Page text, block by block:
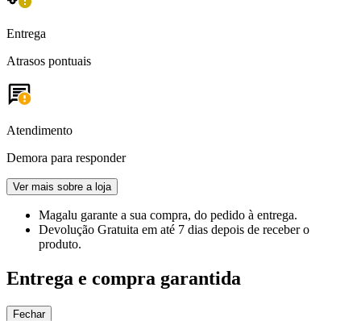
Entrega
Atrasos pontuais
Atendimento
Demora para responder
Ver mais sobre a loja
Magalu garante a sua compra, do pedido à entrega.
Devolução Gratuita em até 7 dias depois de receber o
produto.
Entrega e compra garantida
Fechar